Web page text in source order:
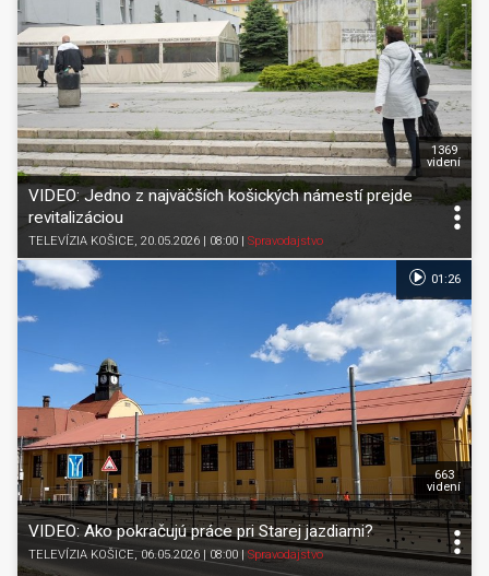
VIDEO: Jedno z najväčších košických námestí prejde
revitalizáciou
TELEVÍZIA KOŠICE, 20.05.2026 | 08:00 Spravodajstvo
1369
videní
VIDEO: Ako pokračujú práce pri Starej jazdiarni?
TELEVÍZIA KOŠICE, 06.05.2026 | 08:00 Spravodajstvo
663
videní
01:26